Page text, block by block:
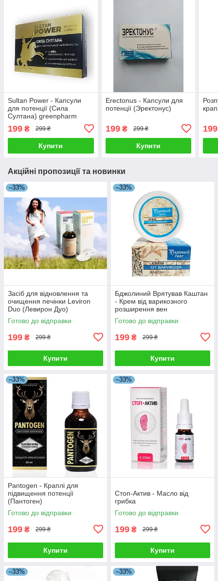
Sultan Power - Капсули
для потенції (Сила
Султана) greenpharm
199 ₴ 299 ₴
Купити
Еrectonus - Капсули для
потенції (Эректонус)
199₴ 299 ₴
Купити
199
Акційні пропозиції та новинки
–33%
Засіб для відновлення та
очищення печінки Leviron
Duo (Левирон Дуо)
Готово до відправки
199 ₴ 299 ₴
Купити
–33%
Бджолиний Врятував Каштан
- Крем від варикозного
розширення вен
Готово до відправки
199 ₴ 299 ₴
Купити
–33%
Pantogen - Краплі для
підвищення потенції
(Пантоген)
Готово до відправки
199 ₴ 299 ₴
Купити
–33%
Стоп-Актив - Масло від
грибка
Готово до відправки
199 ₴ 299 ₴
Купити
–33% –33%